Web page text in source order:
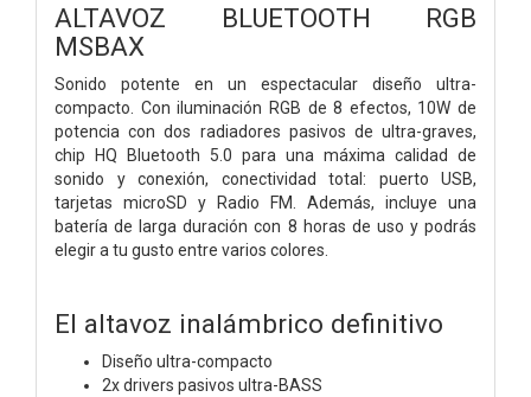
ALTAVOZ BLUETOOTH RGB
MSBAX
Sonido potente en un espectacular diseño ultra-
compacto. Con iluminación RGB de 8 efectos, 10W de
potencia con dos radiadores pasivos de ultra-graves,
chip HQ Bluetooth 5.0 para una máxima calidad de
sonido y conexión, conectividad total: puerto USB,
tarjetas microSD y Radio FM. Además, incluye una
batería de larga duración con 8 horas de uso y podrás
elegir a tu gusto entre varios colores.
El altavoz inalámbrico definitivo
Diseño ultra-compacto
2x drivers pasivos ultra-BASS